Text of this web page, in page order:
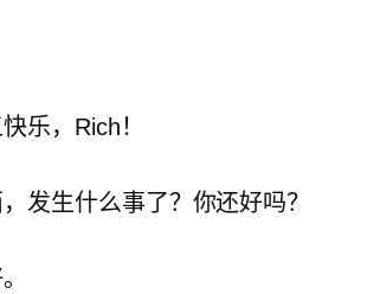
乐，Rich！
发生什么事了？你还好吗？